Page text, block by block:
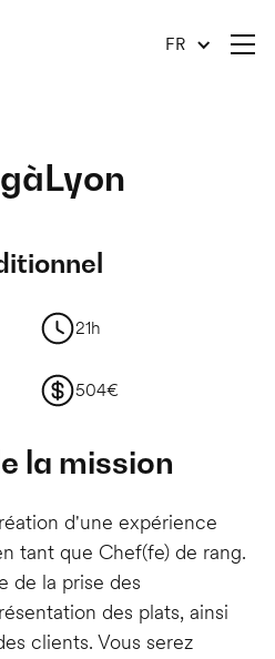
FR
àLyon
21h
504€
la mission
d'une expérience
tant que Chef(fe) de rang.
de la prise des
des plats, ainsi
clients. Vous serez